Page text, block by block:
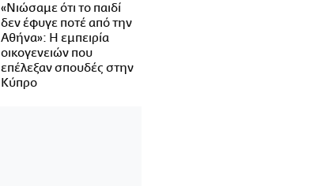
«Νιώσαμε ότι το παιδί
δεν έφυγε ποτέ από την
Αθήνα»: Η εμπειρία
οικογενειών που
επέλεξαν σπουδές στην
Κύπρο